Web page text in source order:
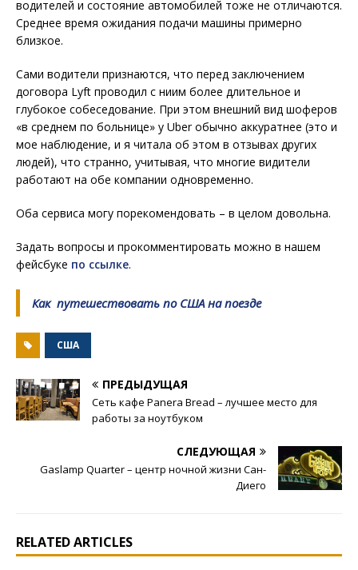
водителей и состояние автомобилей тоже не отличаются.
Среднее время ожидания подачи машины примерно
близкое.
Сами водители признаются, что перед заключением
договора Lyft проводил с ниим более длительное и
глубокое собеседование. При этом внешний вид шоферов
«в среднем по больнице» у Uber обычно аккуратнее (это и
мое наблюдение, и я читала об этом в отзывах других
людей), что странно, учитывая, что многие видители
работают на обе компании одновременно.
Оба сервиса могу порекомендовать – в целом довольна.
Задать вопросы и прокомментировать можно в нашем
фейсбуке по ссылке.
Как путешествовать по США на поезде
США
ПРЕДЫДУЩАЯ
Сеть кафе Panera Bread – лучшее место для
работы за ноутбуком
СЛЕДУЮЩАЯ
Gaslamp Quarter – центр ночной жизни Сан-
Диего
RELATED ARTICLES